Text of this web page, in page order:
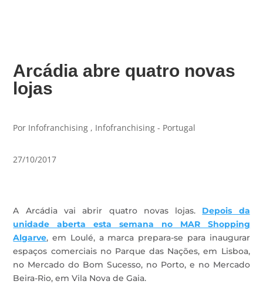
Arcádia abre quatro novas
lojas
Por Infofranchising , Infofranchising - Portugal
27/10/2017
A Arcádia vai abrir quatro novas lojas. Depois da
unidade aberta esta semana no MAR Shopping
Algarve, em Loulé, a marca prepara-se para inaugurar
espaços comerciais no Parque das Nações, em Lisboa,
no Mercado do Bom Sucesso, no Porto, e no Mercado
Beira-Rio, em Vila Nova de Gaia.